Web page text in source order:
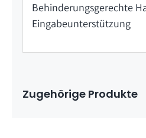
Behinderungsgerechte
Eingabeunterstützung
Zugehörige Produkte